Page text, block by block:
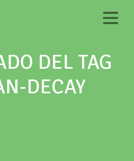
DEL TAG
DECAY